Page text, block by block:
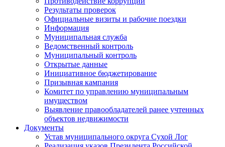
Результаты проверок
Официальные визиты и рабочие поездки
Информация
Муниципальная служба
Ведомственный контроль
Муниципальный контроль
Открытые данные
Инициативное бюджетирование
Призывная кампания
Комитет по управлению муниципальным
имуществом
Выявление правообладателей ранее учтенных
объектов недвижимости
Документы
Устав муниципального округа Сухой Лог